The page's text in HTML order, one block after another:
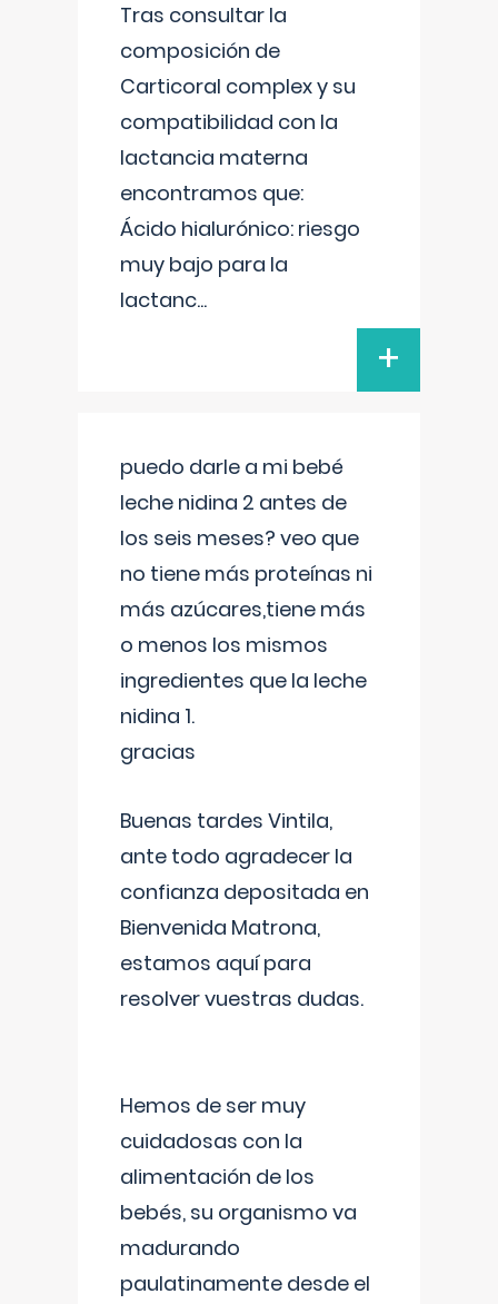
Tras consultar la
composición de
Carticoral complex y su
compatibilidad con la
lactancia materna
encontramos que:
Ácido hialurónico: riesgo
muy bajo para la
lactanc...
+
puedo darle a mi bebé
leche nidina 2 antes de
los seis meses? veo que
no tiene más proteínas ni
más azúcares,tiene más
o menos los mismos
ingredientes que la leche
nidina 1.
gracias
Buenas tardes Vintila,
ante todo agradecer la
confianza depositada en
Bienvenida Matrona,
estamos aquí para
resolver vuestras dudas.
Hemos de ser muy
cuidadosas con la
alimentación de los
bebés, su organismo va
madurando
paulatinamente desde el